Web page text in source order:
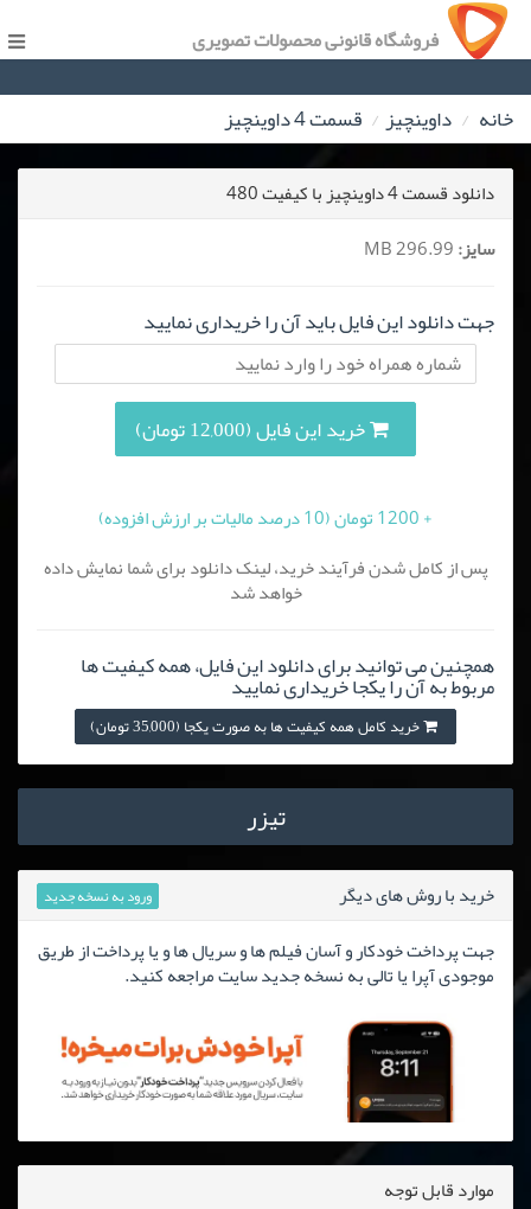
فروشگاه قانونی محصولات تصویری
خانه داوینچیز قسمت 4 داوینچیز
دانلود قسمت 4 داوینچیز با کیفیت 480
سایز:
جهت دانلود این فایل باید آن را خریداری نمایید
خرید این فایل (12,000 تومان)
+ 1200 تومان (10 درصد مالیات بر ارزش افزوده)
پس از کامل شدن فرآیند خرید، لینک دانلود برای شما نمایش داده
خواهد شد
همچنین می توانید برای دانلود این فایل، همه کیفیت ها
مربوط به آن را یکجا خریداری نمایید
خرید کامل همه کیفیت ها به صورت یکجا (35,000 تومان)
تیزر
خرید با روش های دیگر ورود به نسخه جدید
جهت پرداخت خودکار و آسان فیلم ها و سریال ها و یا پرداخت از طریق
موجودی آپرا یا تالی به نسخه جدید سایت مراجعه کنید.
موارد قابل توجه